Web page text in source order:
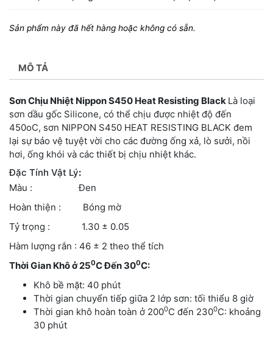
Sản phẩm này đã hết hàng hoặc không có sẵn.
MÔ TẢ
Sơn Chịu Nhiệt Nippon S450 Heat Resisting Black Là loại
sơn dầu gốc Silicone, có thể chịu được nhiệt độ đến
450oC, sơn NIPPON S450 HEAT RESISTING BLACK đem
lại sự bảo vệ tuyệt vời cho các đường ống xả, lò sưởi, nồi
hơi, ống khói và các thiết bị chịu nhiệt khác.
Đặc Tính Vật Lý:
Màu : Đen
Hoàn thiện : Bóng mờ
Tỷ trọng : 1.30 ± 0.05
Hàm lượng rắn : 46 ± 2 theo thể tích
Thời Gian Khô ở 250C Đến 300C:
Khô bề mặt: 40 phút
Thời gian chuyển tiếp giữa 2 lớp sơn: tối thiểu 8 giờ
Thời gian khô hoàn toàn ở 2000C đến 2300C: khoảng
30 phút